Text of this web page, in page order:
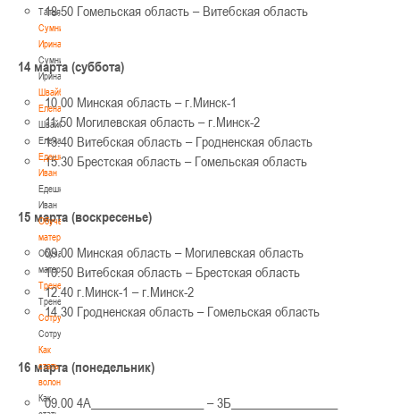
Татьяна
Сумникова
Ирина
Сумникова
Ирина
Швайбович
Елена
Швайбович
Елена
Едешко
Иван
Едешко
Иван
Обучающие
материалы
Обучающие
материалы
Тренерам
Тренерам
Сотрудничество
Сотрудничество
Как
стать
волонтером
Как
18.50 Гомельская область – Витебская область
14 марта (суббота)
10.00 Минская область – г.Минск-1
11.50 Могилевская область – г.Минск-2
13.40 Витебская область – Гродненская область
15.30 Брестская область – Гомельская область
15 марта (воскресенье)
09.00 Минская область – Могилевская область
10.50 Витебская область – Брестская область
12.40 г.Минск-1 – г.Минск-2
14.30 Гродненская область – Гомельская область
16 марта (понедельник)
09.00 4А__________________ – 3Б_________________